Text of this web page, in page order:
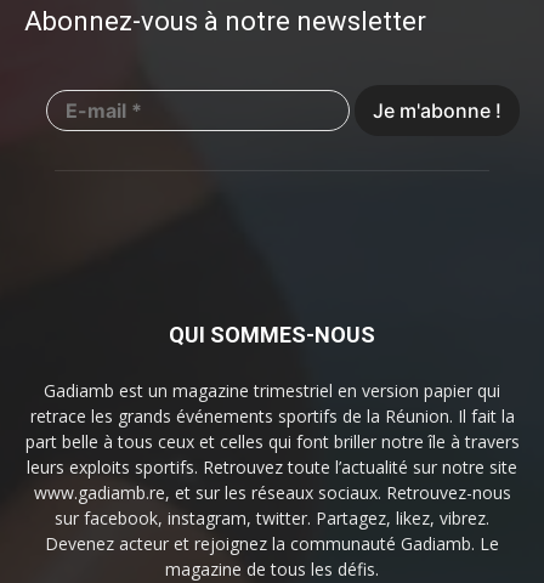
Abonnez-vous à notre newsletter
QUI SOMMES-NOUS
Gadiamb est un magazine trimestriel en version papier qui
retrace les grands événements sportifs de la Réunion. Il fait la
part belle à tous ceux et celles qui font briller notre île à travers
leurs exploits sportifs. Retrouvez toute l’actualité sur notre site
www.gadiamb.re, et sur les réseaux sociaux. Retrouvez-nous
sur facebook, instagram, twitter. Partagez, likez, vibrez.
Devenez acteur et rejoignez la communauté Gadiamb. Le
magazine de tous les défis.